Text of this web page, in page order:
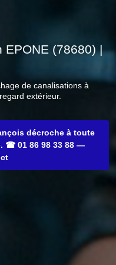
EPONE (78680) |
de canalisations à
extérieur.
décroche à toute
☎ 01 86 98 33 88 —